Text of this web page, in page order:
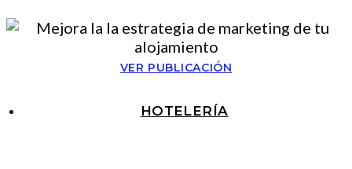
VER PUBLICACIÓN
HOTELERÍA